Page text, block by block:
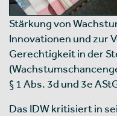
Stärkung von
Innovationen und zur
Gerechtigkeit in der
§ 1 Abs. 3d und 3e
Das IDW kritisiert in